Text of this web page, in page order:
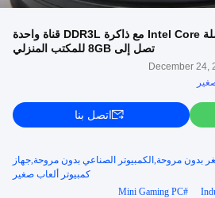
جهاز كمبيوتر صغير من سلسلة Intel Core مع ذاكرة DDR3L قناة واحدة
تصل إلى 8GB للمكتب المنزلي
December 24,
اتصل بنا
بدون مروحة,الكمبيوتر الصناعي بدون مروحة,جهاز
كمبيوتر ألعاب صغير
#
Mini Gaming PC